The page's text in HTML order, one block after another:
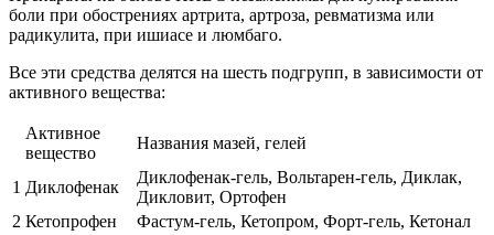
боли при обострениях артрита, артроза, ревматизма или
радикулита, при ишиасе и люмбаго.
Все эти средства делятся на шесть подгрупп, в зависимости от
активного вещества:
Активное
вещество
Названия мазей, гелей
1 Диклофенак
Диклофенак-гель, Вольтарен-гель, Диклак,
Дикловит, Ортофен
2 Кетопрофен
Фастум-гель, Кетопром, Форт-гель, Кетонал